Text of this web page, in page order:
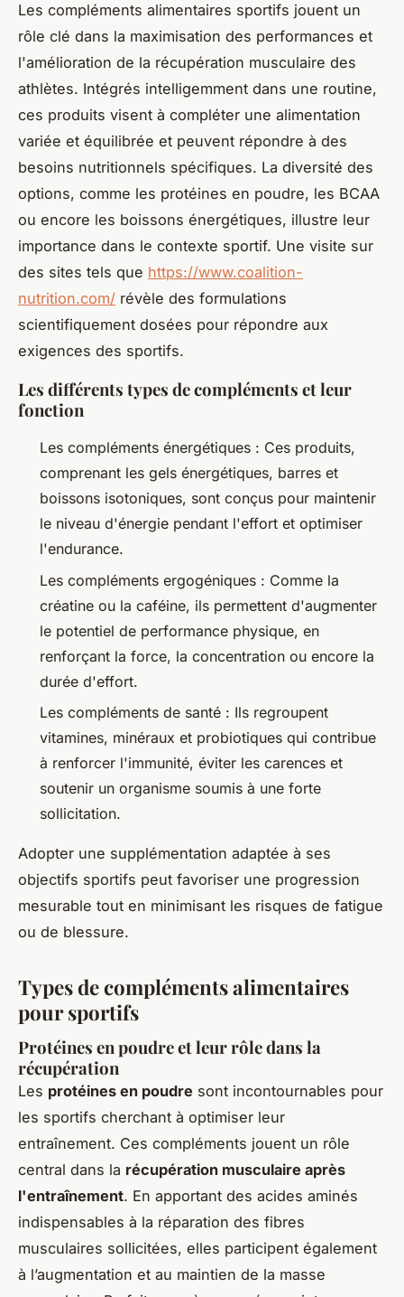
Les compléments alimentaires sportifs jouent un
rôle clé dans la maximisation des performances et
l'amélioration de la récupération musculaire des
athlètes. Intégrés intelligemment dans une routine,
ces produits visent à compléter une alimentation
variée et équilibrée et peuvent répondre à des
besoins nutritionnels spécifiques. La diversité des
options, comme les protéines en poudre, les BCAA
ou encore les boissons énergétiques, illustre leur
importance dans le contexte sportif. Une visite sur
des sites tels que https://www.coalition-
nutrition.com/ révèle des formulations
scientifiquement dosées pour répondre aux
exigences des sportifs.
Les différents types de compléments et leur
fonction
Les compléments énergétiques : Ces produits,
comprenant les gels énergétiques, barres et
boissons isotoniques, sont conçus pour maintenir
le niveau d'énergie pendant l'effort et optimiser
l'endurance.
Les compléments ergogéniques : Comme la
créatine ou la caféine, ils permettent d'augmenter
le potentiel de performance physique, en
renforçant la force, la concentration ou encore la
durée d'effort.
Les compléments de santé : Ils regroupent
vitamines, minéraux et probiotiques qui contribue
à renforcer l'immunité, éviter les carences et
soutenir un organisme soumis à une forte
sollicitation.
Adopter une supplémentation adaptée à ses
objectifs sportifs peut favoriser une progression
mesurable tout en minimisant les risques de fatigue
ou de blessure.
Types de compléments alimentaires
pour sportifs
Protéines en poudre et leur rôle dans la
récupération
Les protéines en poudre sont incontournables pour
les sportifs cherchant à optimiser leur
entraînement. Ces compléments jouent un rôle
central dans la récupération musculaire après
l'entraînement. En apportant des acides aminés
indispensables à la réparation des fibres
musculaires sollicitées, elles participent également
à l’augmentation et au maintien de la masse